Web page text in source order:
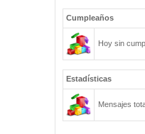
Cumpleaños
Hoy sin
Estadísticas
Mensajes